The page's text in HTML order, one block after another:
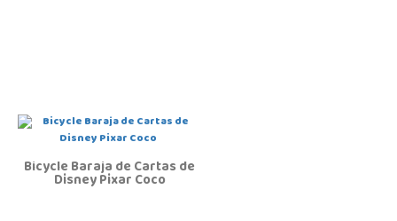
Bicycle Baraja de Cartas de
Disney Pixar Coco